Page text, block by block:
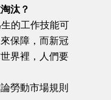
汰？
的工作技能可
保障，而新冠
界裡，人們要
勞動市場規則